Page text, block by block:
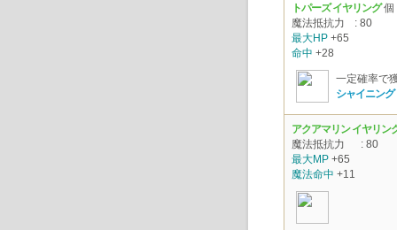
トパーズ イヤリング個
魔法抵抗力
: 80
最大HP +65
命中 +28
一定確率で
シャイニン
アクアマリン イヤリン
魔法抵抗力
: 80
最大MP +65
魔法命中 +11